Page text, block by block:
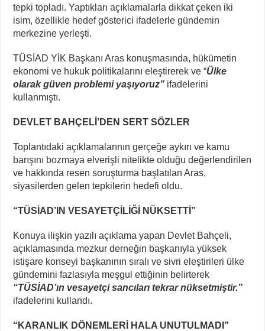
tepki topladı. Yaptıkları açıklamalarla dikkat çeken iki
isim, özellikle hedef gösterici ifadelerle gündemin
merkezine yerleşti.
TÜSİAD YİK Başkanı Aras konuşmasında, hükümetin
ekonomi ve hukuk politikalarını eleştirerek ve “Ülke
olarak güven problemi yaşıyoruz” ifadelerini
kullanmıştı.
DEVLET BAHÇELİ’DEN SERT SÖZLER
Toplantıdaki açıklamalarının gerçeğe aykırı ve kamu
barışını bozmaya elverişli nitelikte olduğu değerlendirilen
ve hakkında resen soruşturma başlatılan Aras,
siyasilerden gelen tepkilerin hedefi oldu.
“TÜSİAD’IN VESAYETÇİLİĞİ NÜKSETTİ”
Konuya ilişkin yazılı açıklama yapan Devlet Bahçeli,
açıklamasında mezkur derneğin başkanıyla yüksek
istişare konseyi başkanının sıralı ve sivri eleştirileri ülke
gündemini fazlasıyla meşgul ettiğinin belirterek
“TÜSİAD’ın vesayetçi sancıları tekrar nüksetmiştir.”
ifadelerini kullandı.
“KARANLIK DÖNEMLERİ HALA UNUTULMADI”